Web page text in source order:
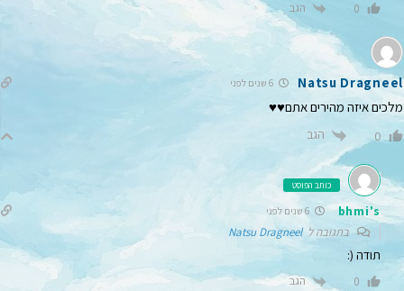
0 הגב
Natsu Dragneel
מלכים איזה מהירים אתם♥♥
0 הגב
כותב הפוסט
bhmi's 6 שנים לפני
בתגובה לNatsu Dragneel
תודה (:
0 הגב